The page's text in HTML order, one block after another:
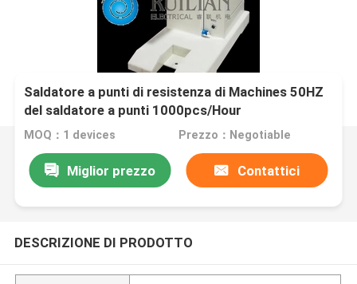
Saldatore a punti di resistenza di Machines 50HZ
del saldatore a punti 1000pcs/Hour
MOQ：1 devices Prezzo：Negotiable
Miglior prezzo Contattici
DESCRIZIONE DI PRODOTTO